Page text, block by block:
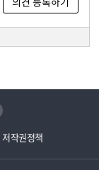
저작권정책